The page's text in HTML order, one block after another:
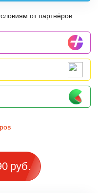
от партнёров
руб.